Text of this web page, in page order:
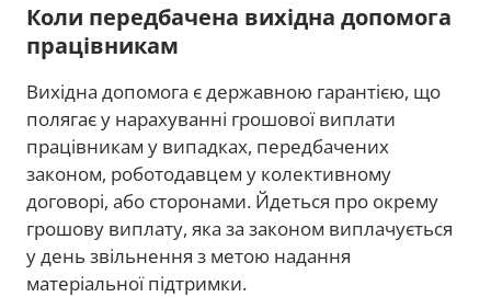
Коли передбачена вихідна допомога
працівникам
Вихідна допомога є державною гарантією, що
полягає у нарахуванні грошової виплати
працівникам у випадках, передбачених
законом, роботодавцем у колективному
договорі, або сторонами. Йдеться про окрему
грошову виплату, яка за законом виплачується
у день звільнення з метою надання
матеріальної підтримки.